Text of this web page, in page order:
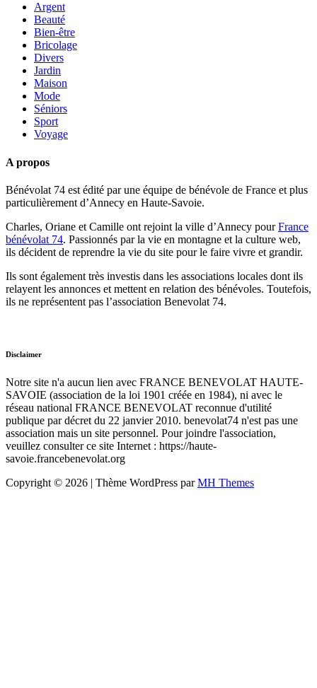
Argent
Beauté
Bien-être
Bricolage
Divers
Jardin
Maison
Mode
Séniors
Sport
Voyage
A propos
Bénévolat 74 est édité par une équipe de bénévole de France et plus
particulièrement d’Annecy en Haute-Savoie.
Charles, Oriane et Camille ont rejoint la ville d’Annecy pourFrance
bénévolat 74. Passionnés par la vie en montagne et la culture web,
ils décident de reprendre la vie du site pour le faire vivre et grandir.
Ils sont également très investis dans les associations locales dont ils
relayent les annonces et mettent en relation des bénévoles. Toutefois,
ils ne représentent pas l’association Benevolat 74.
Disclaimer
Notre site n'a aucun lien avec FRANCE BENEVOLAT HAUTE-
SAVOIE (association de la loi 1901 créée en 1984), ni avec le
réseau national FRANCE BENEVOLAT reconnue d'utilité
publique par décret du 22 janvier 2010. benevolat74 n'est pas une
association mais un site personnel. Pour joindre l'association,
veuillez consulter ce site Internet : https://haute-
savoie.francebenevolat.org
Copyright © 2026 | Thème WordPress parMH Themes